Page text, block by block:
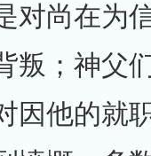
对尚在为
叛；神父
因他的就